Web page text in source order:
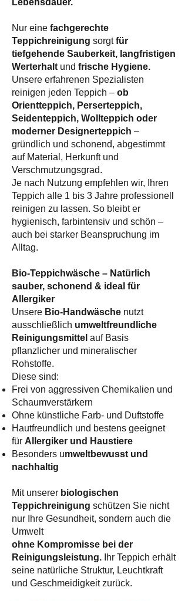
Lebensdauer.
Nur eine fachgerechte
Teppichreinigung sorgtfür
tiefgehende Sauberkeit, langfristigen
Werterhalt und frische Hygiene.
Unsere erfahrenen Spezialisten
reinigen jeden Teppich – ob
Orientteppich, Perserteppich,
Seidenteppich, Wollteppich oder
moderner Designerteppich –
gründlich und schonend, abgestimmt
auf Material, Herkunft und
Verschmutzungsgrad.
Je nach Nutzung empfehlen wir, Ihren
Teppich alle 1 bis 3 Jahre professionell
reinigen zu lassen. So bleibt er
hygienisch, farbintensiv und schön –
auch bei starker Beanspruchung im
Alltag.
Bio-Teppichwäsche – Natürlich
sauber, schonend & ideal für
Allergiker
Unsere Bio-Handwäsche nutzt
ausschließlich umweltfreundliche
Reinigungsmittel auf Basis
pflanzlicher und mineralischer
Rohstoffe.
Diese sind:
Frei von aggressiven Chemikalien und
Schaumverstärkern
Ohne künstliche Farb- und Duftstoffe
Hautfreundlich und bestens geeignet
für Allergiker und Haustiere
Besonders umweltbewusst und
nachhaltig
Mit unserer biologischen
Teppichreinigung schützen Sie nicht
nur Ihre Gesundheit, sondern auch die
Umwelt
ohne Kompromisse bei der
Reinigungsleistung. Ihr Teppich erhält
seine natürliche Struktur, Leuchtkraft
und Geschmeidigkeit zurück.​